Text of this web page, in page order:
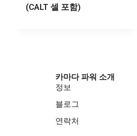
(CALT 셀 포함)
카마다 파워 소개
정보
블로그
연락처